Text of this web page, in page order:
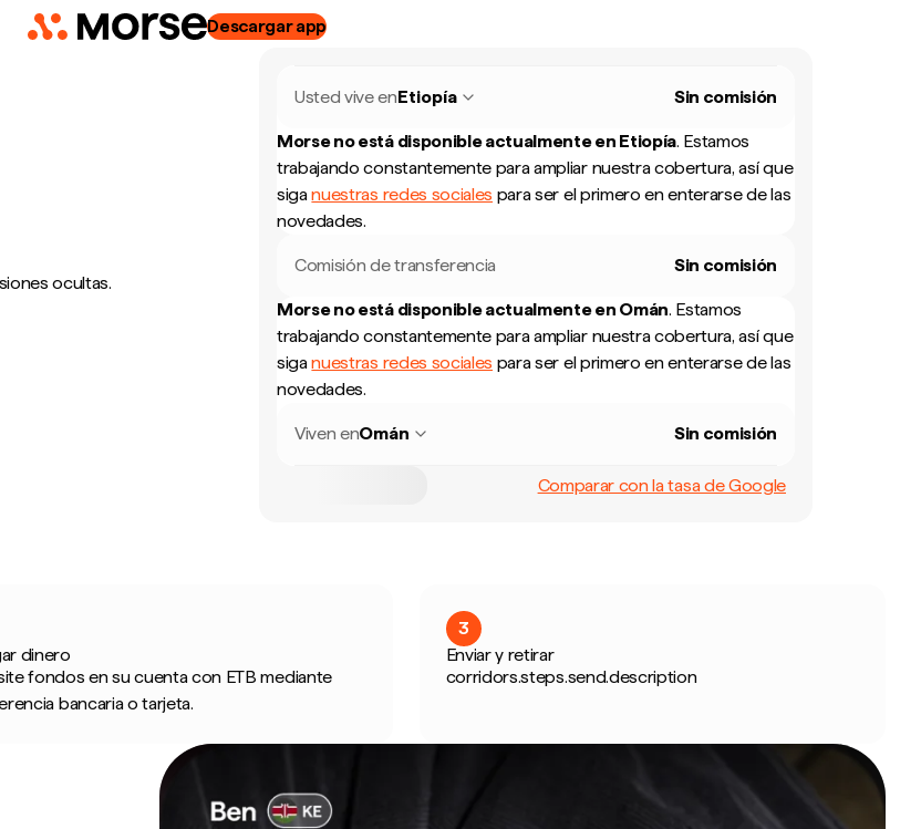
Descargar app
ocultas.
Usted vive enEtiopía Sin comisión
Morse no está disponible actualmente en Etiopía. Estamos
trabajando constantemente para ampliar nuestra cobertura, así que
siganuestras redes sociales para ser el primero en enterarse de las
novedades.
Comisión de transferencia Sin comisión
Morse no está disponible actualmente en Omán. Estamos
trabajando constantemente para ampliar nuestra cobertura, así que
siganuestras redes sociales para ser el primero en enterarse de las
novedades.
Viven enOmán Sin comisión
Comparar con la tasa de Google
dinero
fondos en su cuenta con ETB mediante
bancaria o tarjeta.
3
Enviar y retirar
corridors.steps.send.description